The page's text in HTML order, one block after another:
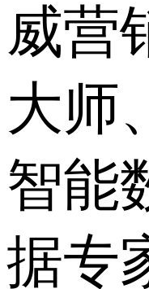
威营
大师、
智能
据专